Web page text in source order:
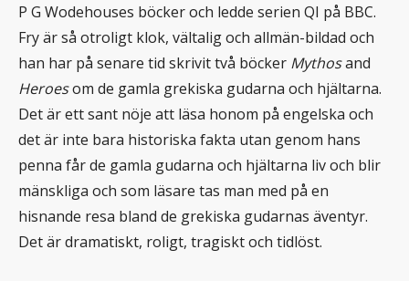
P G Wodehouses böcker och ledde serien QI på BBC.
Fry är så otroligt klok, vältalig och allmän-bildad och
han har på senare tid skrivit två böcker Mythosand
Heroesom de gamla grekiska gudarna och hjältarna.
Det är ett sant nöje att läsa honom på engelska och
det är inte bara historiska fakta utan genom hans
penna får de gamla gudarna och hjältarna liv och blir
mänskliga och som läsare tas man med på en
hisnande resa bland de grekiska gudarnas äventyr.
Det är dramatiskt, roligt, tragiskt och tidlöst.